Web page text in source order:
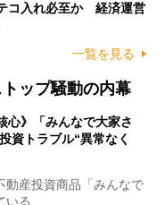
コ入れ必至か 経済運営
一覧を見る
トップ騒動の内幕
心》「みんなで大家さ
資トラブル“異常なく
産投資商品「みんなで
いる…